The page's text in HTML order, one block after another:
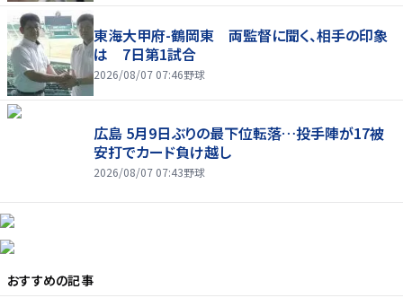
東海大甲府-鶴岡東 両監督に聞く、相手の印象
は 7日第1試合
2026/08/07 07:46野球
広島 5月9日ぶりの最下位転落…投手陣が17被
安打でカード負け越し
2026/08/07 07:43野球
おすすめの記事